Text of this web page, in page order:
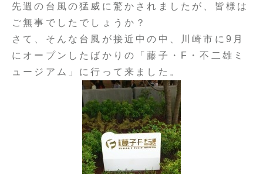
先週の台風の猛威に驚かされましたが、皆様は
ご無事でしたでしょうか？
さて、そんな台風が接近中の中、川崎市に9月
にオープンしたばかりの「藤子・F・不二雄ミ
ュージアム」に行って来ました。